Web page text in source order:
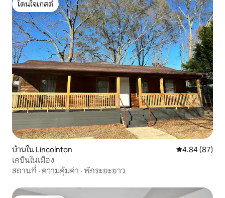
โดนใจเกสต์
โดนใจเกสต์
บ้านใน Lincolnton คะแนนเฉลี่ย
4.84 (87)
เคบินในเมือง
สถานที่ · ความคุ้มค่า · พักระยะยาว